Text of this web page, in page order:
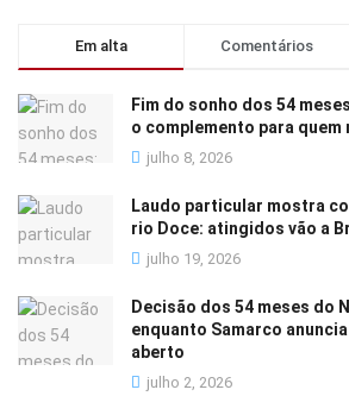
Em alta Comentários
Fim do sonho dos 54
o complemento para quem
julho 8, 2026
Laudo particular mostra
rio Doce: atingidos vão a
julho 19, 2026
Decisão dos 54 meses do
enquanto Samarco
aberto
julho 2, 2026